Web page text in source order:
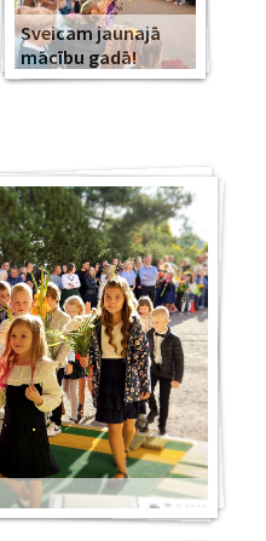
Sveicam jaunajā
mācību gadā!